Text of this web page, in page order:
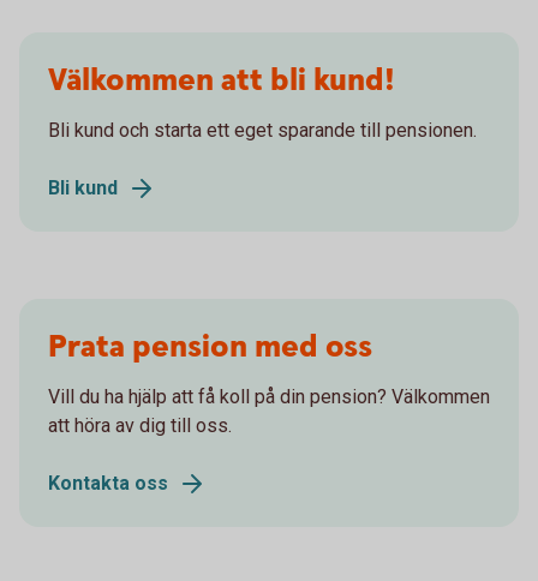
Välkommen att bli kund!
Bli kund och starta ett eget sparande till pensionen.
Bli kund
Prata pension med oss
Vill du ha hjälp att få koll på din pension? Välkommen
att höra av dig till oss.
Kontakta oss